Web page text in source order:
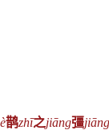
鹊zhī之jiāng彊jiāng